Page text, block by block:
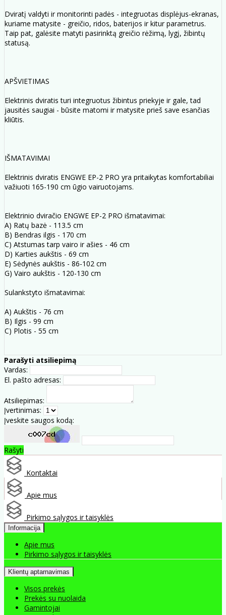
Dviratį valdyti ir monitorinti padės - integruotas displėjus-ekranas,
kuriame matysite - greičio, ridos, baterijos ir kitur parametrus.
Taip pat, galėsite matyti pasirinktą greičio rėžimą, lygį, žibintų
statusą.
APŠVIETIMAS
Elektrinis dviratis turi integruotus žibintus priekyje ir gale, tad
jausitės saugiai - būsite matomi ir matysite prieš save esančias
kliūtis.
IŠMATAVIMAI
Elektrinis dviratis ENGWE EP-2 PRO yra pritaikytas komfortabiliai
važiuoti 165-190 cm ūgio vairuotojams.
Elektrinio dviračio ENGWE EP-2 PRO išmatavimai:
A) Ratų bazė - 113.5 cm
B) Bendras ilgis - 170 cm
C) Atstumas tarp vairo ir ašies - 46 cm
D) Karties aukštis - 69 cm
E) Sėdynės aukštis - 86-102 cm
G) Vairo aukštis - 120-130 cm
Sulankstyto išmatavimai:
A) Aukštis - 76 cm
B) Ilgis - 99 cm
C) Plotis - 55 cm
Parašyti atsiliepimą
Vardas:
El. pašto adresas:
Atsiliepimas:
Įvertinimas:
Įveskite saugos kodą:
Rašyti
Kontaktai
Apie mus
Pirkimo sąlygos ir taisyklės
Informacija
Apie mus
Pirkimo sąlygos ir taisyklės
Klientų aptarnavimas
Visos prekės
Prekės su nuolaida
Gamintojai